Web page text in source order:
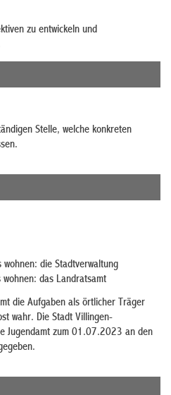
zu entwickeln und
Stelle, welche konkreten
die Stadtverwaltung
das Landratsamt
die Aufgaben als örtlicher Träger
wahr. Die Stadt Villingen-
Jugendamt zum 01.07.2023 an den